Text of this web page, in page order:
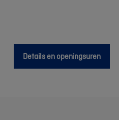
Details en openingsuren